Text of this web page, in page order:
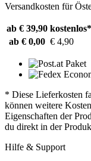
Versandkosten für
ab € 39,90 kostenlos*
ab € 0,00 € 4,90
* Diese Lieferkosten
können weitere
Eigenschaften der
du direkt in der
Hilfe & Support